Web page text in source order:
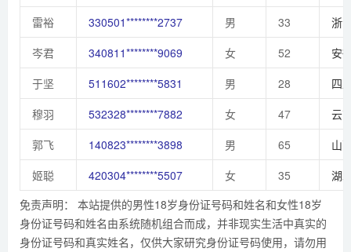
雷裕
330501********2737 男 33
浙
岑君
340811********9069 女 52
安
于坚
511602********5831 男 28
四
穆羽
532328********7882 女 47
云
郭飞
140823********3898 男 65
山
姬聪
420304********5507 女 35
湖
免责声明： 本站提供的男性18岁身份证号码和姓名和女性18岁
身份证号码和姓名由系统随机组合而成，并非现实生活中真实的
身份证号码和真实姓名，仅供大家研究身份证号码使用，请勿用